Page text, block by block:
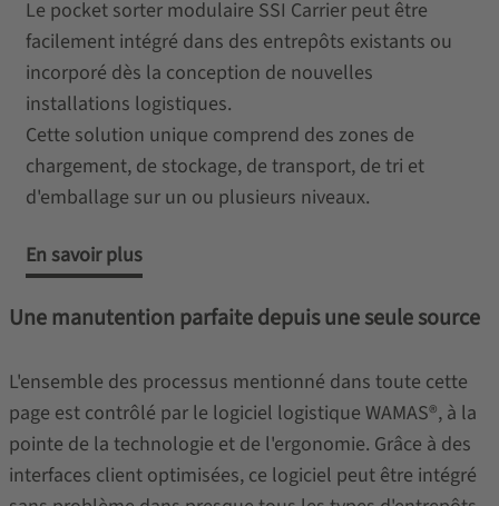
Le pocket sorter modulaire SSI Carrier peut être
facilement intégré dans des entrepôts existants ou
incorporé dès la conception de nouvelles
installations logistiques.
Cette solution unique comprend des zones de
chargement, de stockage, de transport, de tri et
d'emballage sur un ou plusieurs niveaux.
En savoir plus
Une manutention parfaite depuis une seule source
L'ensemble des processus mentionné dans toute cette
page est contrôlé par le logiciel logistique WAMAS®, à la
pointe de la technologie et de l'ergonomie. Grâce à des
interfaces client optimisées, ce logiciel peut être intégré